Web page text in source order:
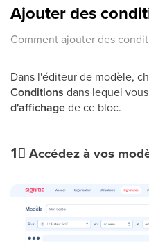
Ajouter des
Comment ajouter des
Dans l'éditeur de modèle,
Conditions dans lequel
d'affichagede ce bloc.
1⃣ Accédez à vos